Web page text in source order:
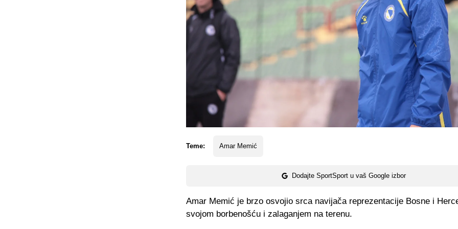
Teme: Amar Memić
Dodajte SportSport u vaš Google izbor
Amar Memić je brzo osvojio srca navijača reprezentacije Bosne i
svojom borbenošću i zalaganjem na terenu.